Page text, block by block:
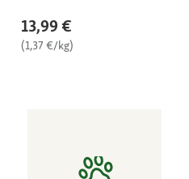
13,99 €
(1,37 €/kg)